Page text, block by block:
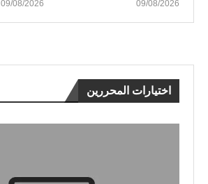
09/08/2026
09/08/2026
اختيارات المحررين